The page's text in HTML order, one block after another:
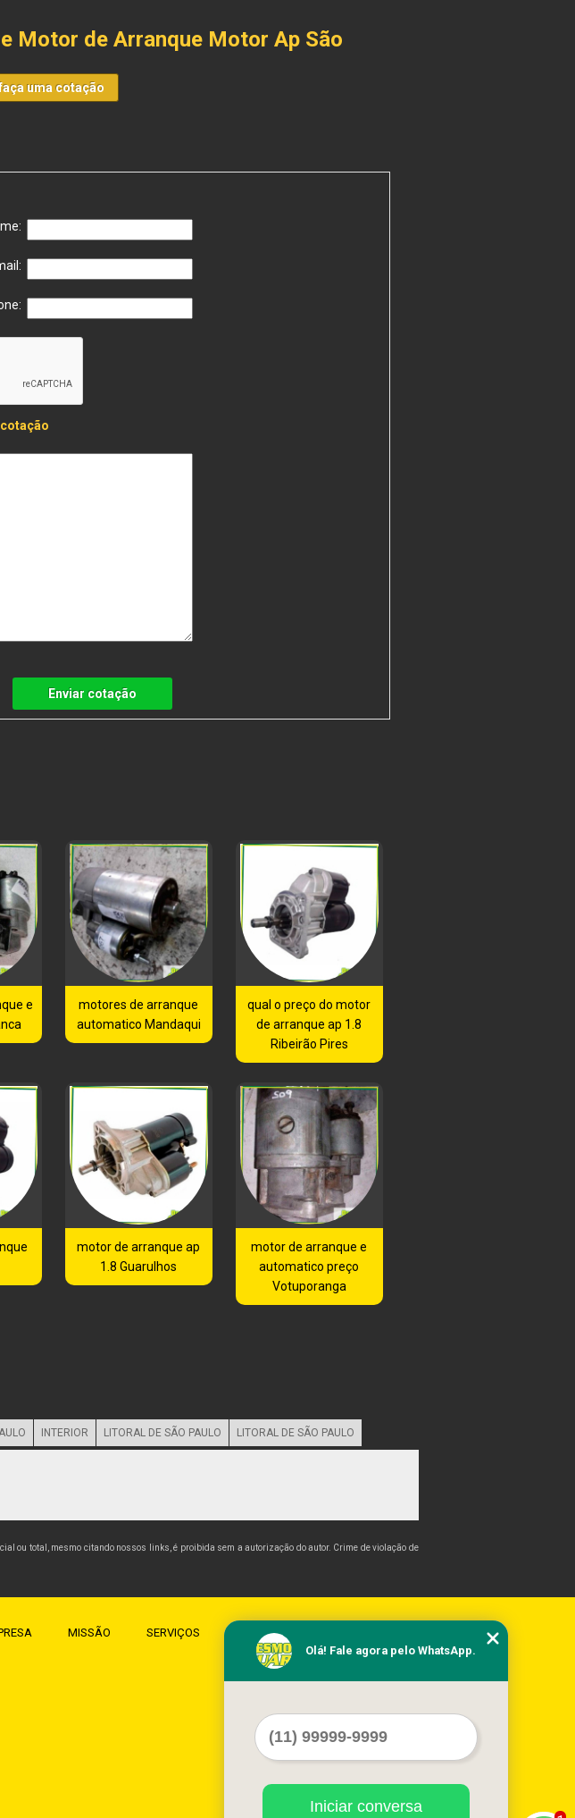
Motor de Arranque Motor Ap São
uma cotação
Enviar cotação
e
motores de arranque
automatico Mandaqui
qual o preço do motor
de arranque ap 1.8
Ribeirão Pires
motor de arranque ap
1.8 Guarulhos
motor de arranque e
automatico preço
Votuporanga
INTERIOR LITORAL DE SÃO PAULO LITORAL DE SÃO PAULO
ou total, mesmo citando nossos links, é proibida sem a autorização do autor. Crime de violação de
MISSÃO SERVIÇOS CONTATO
Olá! Fale agora pelo WhatsApp.
Iniciar conversa